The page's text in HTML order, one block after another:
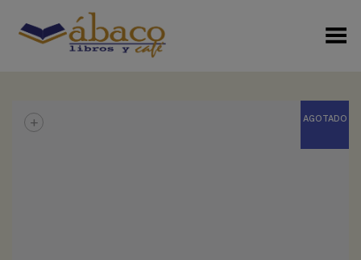
Menú Alterno
AGOTADO
+